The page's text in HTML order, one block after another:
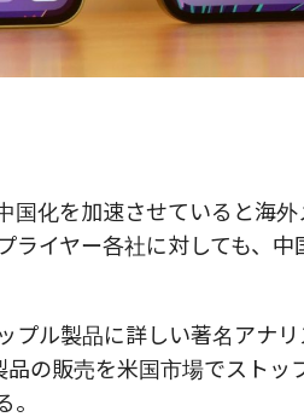
国化を加速させていると海
ライヤー各社に対しても、
プル製品に詳しい著名アナ
の販売を米国市場でスト